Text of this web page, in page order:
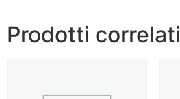
Prodotti correlati